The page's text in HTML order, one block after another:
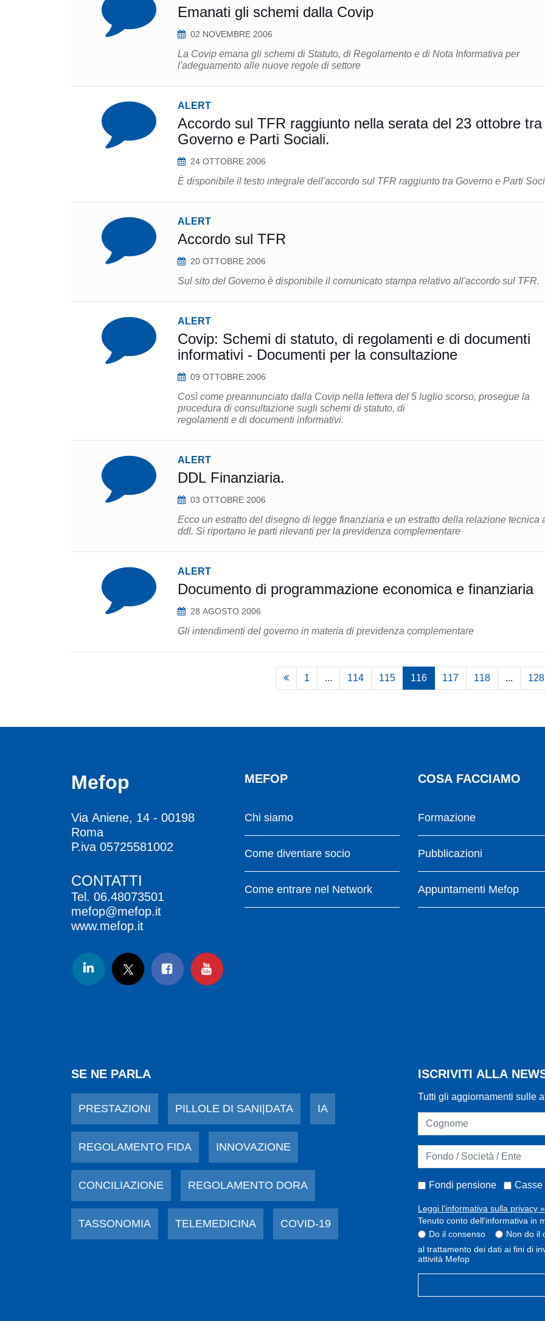
Emanati gli schemi dalla Covip
02 NOVEMBRE 2006
La Covip emana gli schemi di Statuto, di Regolamento e di Nota Informativa per
l'adeguamento alle nuove regole di settore
ALERT
Accordo sul TFR raggiunto nella serata del 23 ottobre tra
Governo e Parti Sociali.
24 OTTOBRE 2006
È disponibile il testo integrale dell'accordo sul TFR raggiunto tra Governo e Parti
ALERT
Accordo sul TFR
20 OTTOBRE 2006
Sul sito del Governo è disponibile il comunicato stampa relativo all'accordo sul TFR.
ALERT
Covip: Schemi di statuto, di regolamenti e di documenti
informativi - Documenti per la consultazione
09 OTTOBRE 2006
Così come preannunciato dalla Covip nella lettera del 5 luglio scorso, prosegue la
procedura di consultazione sugli schemi di statuto, di
regolamenti e di documenti informativi.
ALERT
DDL Finanziaria.
03 OTTOBRE 2006
Ecco un estratto del disegno di legge finanziaria e un estratto della relazione tecnica
ddl. Si riportano le parti rilevanti per la previdenza complementare
ALERT
Documento di programmazione economica e finanziaria
28 AGOSTO 2006
Gli intendimenti del governo in materia di previdenza complementare
1 ... 114 115 116 117 118 ... 128
Mefop
Via Aniene, 14 - 00198
Roma
P.iva 05725581002
CONTATTI
Tel. 06.48073501
mefop@mefop.it
www.mefop.it
MEFOP
Chi siamo
Come diventare socio
Come entrare nel Network
COSA FACCIAMO
Formazione
Pubblicazioni
Appuntamenti Mefop
SE NE PARLA
PRESTAZIONI PILLOLE DI SANI|DATA IA
REGOLAMENTO FIDA INNOVAZIONE
CONCILIAZIONE REGOLAMENTO DORA
TASSONOMIA TELEMEDICINA COVID-19
ISCRIVITI ALLA
Tutti gli aggiornamenti sulle
Fondi pensione Casse
Leggi l'informativa sulla privacy »
Tenuto conto dell'informativa in
Do il consenso
Non do il
al trattamento dei dati ai fini di
attività Mefop